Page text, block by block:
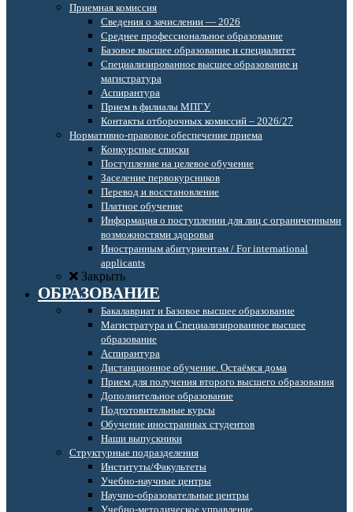
Приемная комиссия
Сведения о зачислении — 2026
Среднее профессиональное образование
Базовое высшее образование и специалитет
Специализированное высшее образование и
магистратура
Аспирантура
Прием в филиалы МПГУ
Контакты отборочных комиссий – 2026/27
Нормативно-правовое обеспечение приема
Конкурсные списки
Поступление на целевое обучение
Заселение первокурсников
Перевод и восстановление
Платное обучение
Информация о поступлении для лиц с ограниченными
возможностями здоровья
Иностранным абитуриентам / For international
applicants
Закрыть
ОБРАЗОВАНИЕ
Бакалавриат и Базовое высшее образование
Магистратура и Специализированное высшее
образование
Аспирантура
Дистанционное обучение. Остаёмся дома
Прием для получения второго высшего образования
Дополнительное образование
Подготовительные курсы
Обучение иностранных студентов
Наши выпускники
Структурные подразделения
Институты/Факультеты
Учебно-научные центры
Научно-образовательные центры
Учебно-методическое управление